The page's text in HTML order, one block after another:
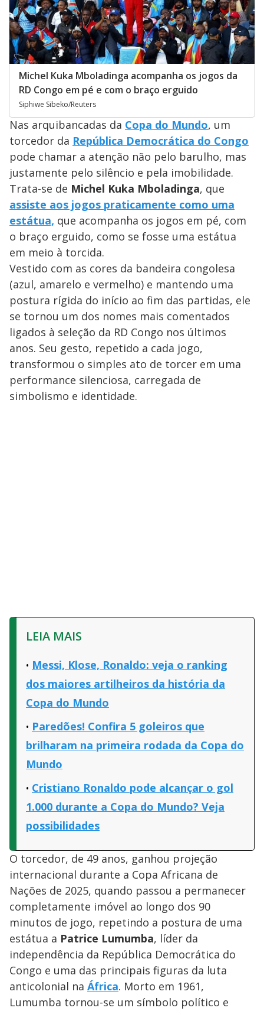
Michel Kuka Mboladinga acompanha os jogos da
RD Congo em pé e com o braço erguido
Siphiwe Sibeko/Reuters
Nas arquibancadas da Copa do Mundo, um
torcedor da República Democrática do Congo
pode chamar a atenção não pelo barulho, mas
justamente pelo silêncio e pela imobilidade.
Trata-se de Michel Kuka Mboladinga, que
assiste aos jogos praticamente como uma
estátua, que acompanha os jogos em pé, com
o braço erguido, como se fosse uma estátua
em meio à torcida.
Vestido com as cores da bandeira congolesa
(azul, amarelo e vermelho) e mantendo uma
postura rígida do início ao fim das partidas, ele
se tornou um dos nomes mais comentados
ligados à seleção da RD Congo nos últimos
anos. Seu gesto, repetido a cada jogo,
transformou o simples ato de torcer em uma
performance silenciosa, carregada de
simbolismo e identidade.
LEIA MAIS
Messi, Klose, Ronaldo: veja o ranking
dos maiores artilheiros da história da
Copa do Mundo
Paredões! Confira 5 goleiros que
brilharam na primeira rodada da Copa do
Mundo
Cristiano Ronaldo pode alcançar o gol
1.000 durante a Copa do Mundo? Veja
possibilidades
O torcedor, de 49 anos, ganhou projeção
internacional durante a Copa Africana de
Nações de 2025, quando passou a permanecer
completamente imóvel ao longo dos 90
minutos de jogo, repetindo a postura de uma
estátua a Patrice Lumumba, líder da
independência da República Democrática do
Congo e uma das principais figuras da luta
anticolonial na África. Morto em 1961,
Lumumba tornou-se um símbolo político e